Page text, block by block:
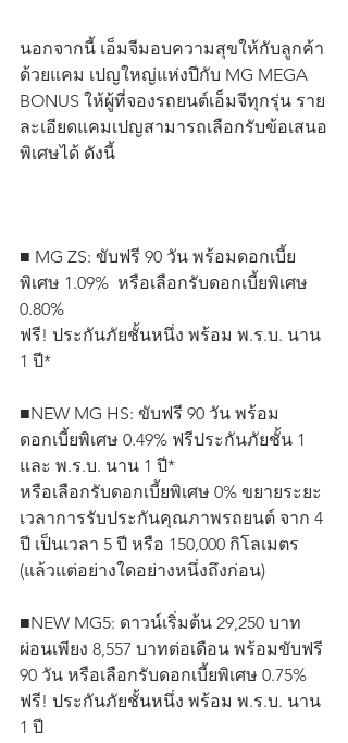
นอกจากนี้ เอ็มจีมอบความสุขให้กับลูกค้า
ด้วยแคม เปญใหญ่แห่งปีกับ MG MEGA
BONUS ให้ผู้ที่จองรถยนต์เอ็มจีทุกรุ่น ราย
ละเอียดแคมเปญสามารถเลือกรับข้อเสนอ
พิเศษได้ ดังนี้
■ MG ZS: ขับฟรี 90 วัน พร้อมดอกเบี้ย
พิเศษ 1.09%  หรือเลือกรับดอกเบี้ยพิเศษ
0.80%
ฟรี! ประกันภัยชั้นหนึ่ง พร้อม พ.ร.บ. นาน
1 ปี*
■NEW MG HS: ขับฟรี 90 วัน พร้อม
ดอกเบี้ยพิเศษ 0.49% ฟรีประกันภัยชั้น 1
และ พ.ร.บ. นาน 1 ปี*
หรือเลือกรับดอกเบี้ยพิเศษ 0% ขยายระยะ
เวลาการรับประกันคุณภาพรถยนต์ จาก 4
ปี เป็นเวลา 5 ปี หรือ 150,000 กิโลเมตร
(แล้วแต่อย่างใดอย่างหนึ่งถึงก่อน)
■NEW MG5: ดาวน์เริ่มต้น 29,250 บาท
ผ่อนเพียง 8,557 บาทต่อเดือน พร้อมขับฟรี
90 วัน หรือเลือกรับดอกเบี้ยพิเศษ 0.75%
ฟรี! ประกันภัยชั้นหนึ่ง พร้อม พ.ร.บ. นาน
1 ปี